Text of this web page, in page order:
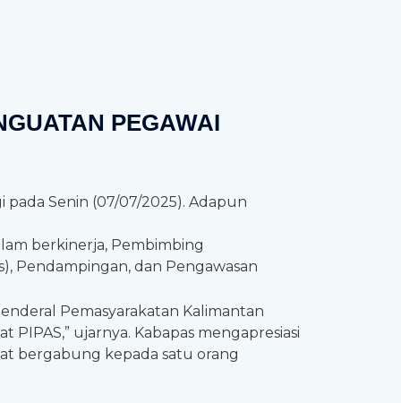
PEGAWAI
pada Senin (07/07/2025). Adapun
berkinerja, Pembimbing
Pendampingan, dan Pengawasan
Pemasyarakatan Kalimantan
ujarnya. Kabapas mengapresiasi
bergabung kepada satu orang